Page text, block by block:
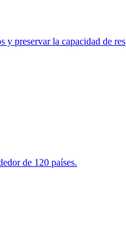
preservar la capacidad de
de 120 países.